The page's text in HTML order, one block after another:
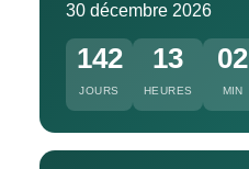
30 décembre 2026
142
JOURS
13
HEURES
02
MIN